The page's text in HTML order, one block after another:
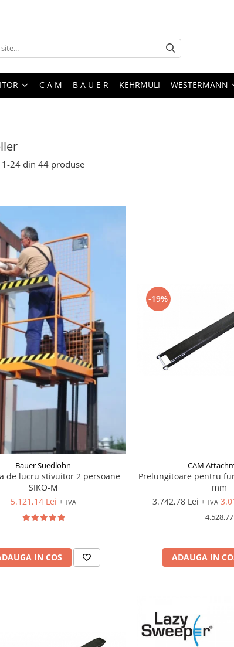
C A M B A U E R KEHRMULI WESTERMANN
1-24 din 44 produse
Bauer Suedlohn
de lucru stivuitor 2 persoane
SIKO-M
5.121,14 Lei + TVA
IN COS
-19%
CAM
Prelungitoare pentru
mm
3.742,78 Lei+ TVA
4.528,77
ADAUGA IN